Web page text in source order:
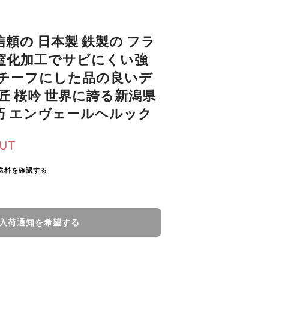
の 日本製 鉄製の フラ
化加工でサビにくい強
ーフにした品の良いデ
桜吟 世界に誇る新潟県
エンヴェールヘルック
料を確認する
荷通知を希望する